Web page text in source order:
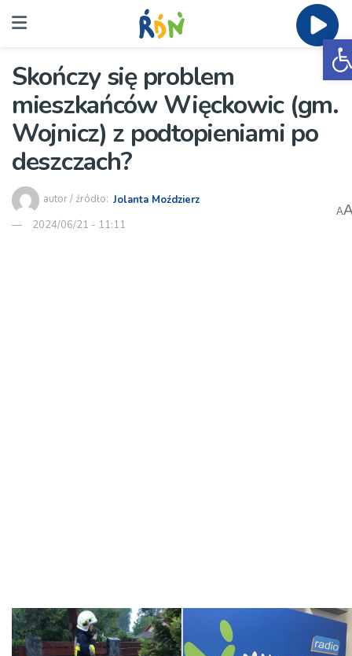
Skończy się problem
mieszkańców Więckowic (gm.
Wojnicz) z podtopieniami po
deszczach?
autor / źródło: Jolanta Moździerz
2024/06/21 - 11:11
A